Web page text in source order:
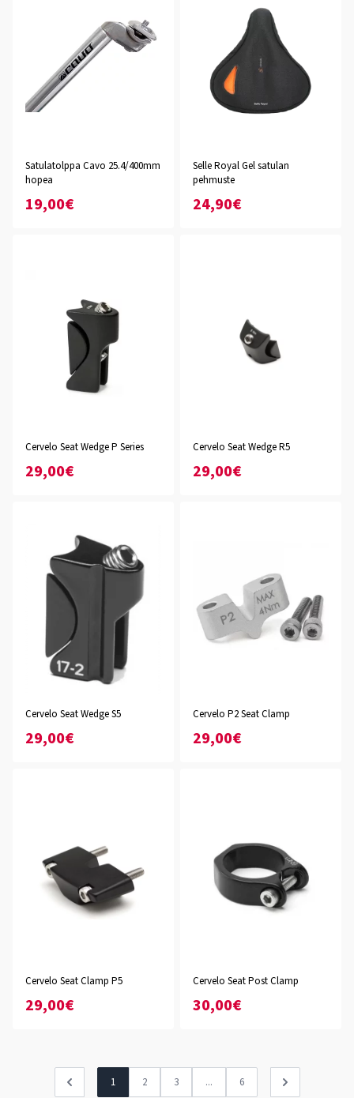
Satulatolppa Cavo 25.4/400mm
hopea
19,00€
Selle Royal Gel satulan
pehmuste
24,90€
Cervelo Seat Wedge P Series
29,00€
Cervelo Seat Wedge R5
29,00€
Cervelo Seat Wedge S5
29,00€
Cervelo P2 Seat Clamp
29,00€
Cervelo Seat Clamp P5
29,00€
Cervelo Seat Post Clamp
30,00€
1 2 3 ... 6